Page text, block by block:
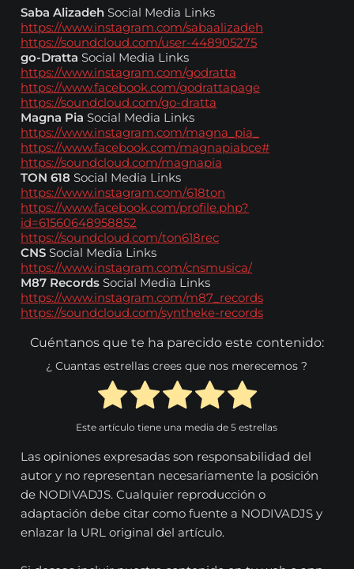
Saba Alizadeh Social Media Links
https://www.instagram.com/sabaalizadeh
https://soundcloud.com/user-448905275
go-Dratta Social Media Links
https://www.instagram.com/godratta
https://www.facebook.com/godrattapage
https://soundcloud.com/go-dratta
Magna Pia Social Media Links
https://www.instagram.com/magna_pia_
https://www.facebook.com/magnapiabce#
https://soundcloud.com/magnapia
TON 618 Social Media Links
https://www.instagram.com/618ton
https://www.facebook.com/profile.php?
id=61560648958852
https://soundcloud.com/ton618rec
CNS Social Media Links
https://www.instagram.com/cnsmusica/
M87 Records Social Media Links
https://www.instagram.com/m87_records
https://soundcloud.com/syntheke-records
Cuéntanos que te ha parecido este contenido:
¿ Cuantas estrellas crees que nos merecemos ?
Este artículo tiene una media de5 estrellas
Las opiniones expresadas son responsabilidad del
autor y no representan necesariamente la posición
de NODIVADJS. Cualquier reproducción o
adaptación debe citar como fuente a NODIVADJS y
enlazar la URL original del artículo.